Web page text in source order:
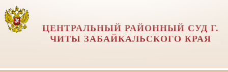
ЦЕНТРАЛЬНЫЙ РАЙОННЫЙ СУД Г.
ЧИТЫ ЗАБАЙКАЛЬСКОГО КРАЯ